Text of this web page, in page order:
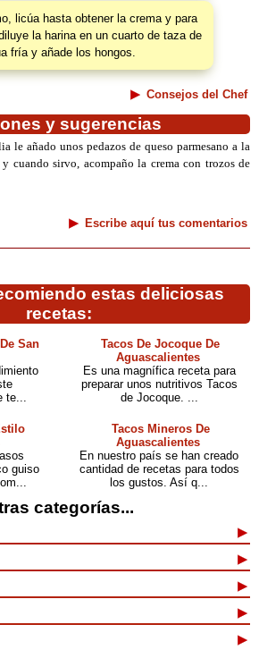
licúa hasta obtener la crema y para
la harina en un cuarto de taza de
fría y añade los hongos.
Consejos del Chef
y sugerencias
le añado unos pedazos de queso parmesano a la
y cuando sirvo, acompaño la crema con trozos de
Escribe aquí tus comentarios
estas deliciosas
recetas:
San
te...
Tacos De Jocoque De
Aguascalientes
Es una magnífica receta para
preparar unos nutritivos Tacos
de Jocoque. ...
guiso
Tacos Mineros De
Aguascalientes
En nuestro país se han creado
cantidad de recetas para todos
los gustos. Así q...
categorías...